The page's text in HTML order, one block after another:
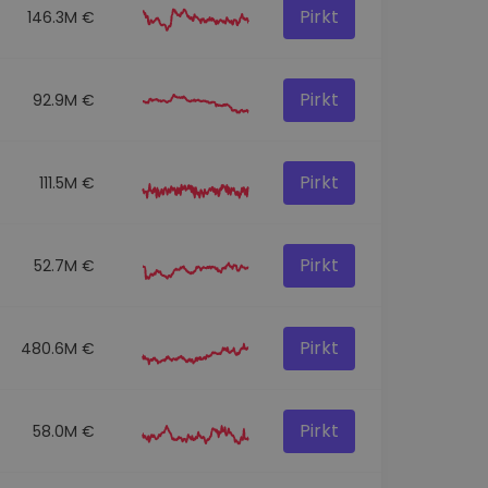
146.3M € Pirkt
92.9M € Pirkt
111.5M € Pirkt
52.7M € Pirkt
480.6M € Pirkt
58.0M € Pirkt